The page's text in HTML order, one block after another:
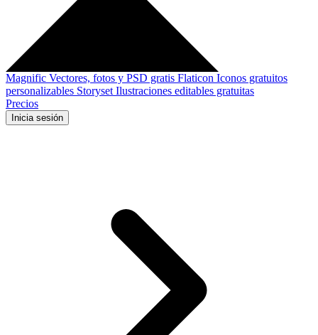
Magnific Vectores, fotos y PSD gratis Flaticon Iconos gratuitos
personalizables Storyset Ilustraciones editables gratuitas
Precios
Inicia sesión